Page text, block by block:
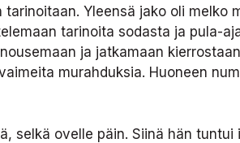
Yleensä jako oli
tarinoita sodasta ja pula-
ja jatkamaan
murahduksia. Huoneen
selkä ovelle päin. Siinä hän